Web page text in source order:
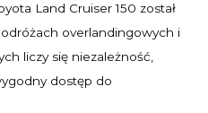
Land Cruiser 150 został
overlandingowych i
liczy się niezależność,
dostęp do